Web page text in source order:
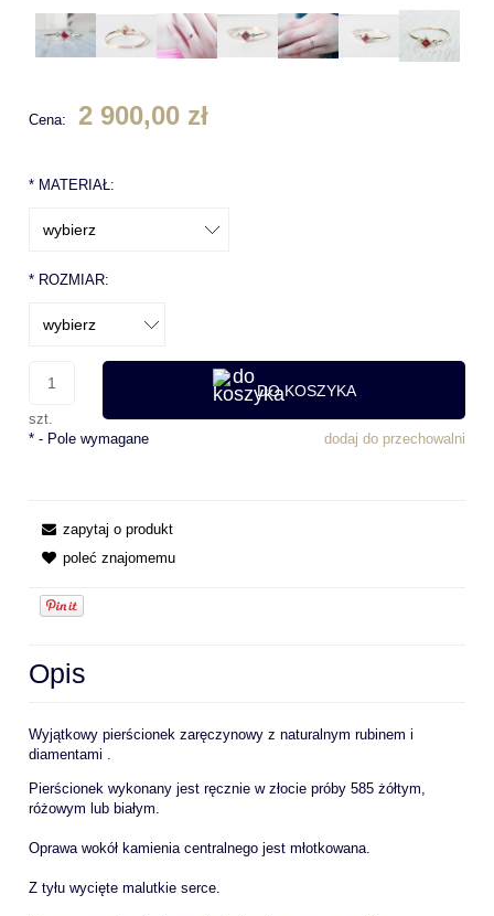
Cena: 2 900,00 zł
* MATERIAŁ:
* ROZMIAR:
szt.
DO KOSZYKA
dodaj do przechowalni
* - Pole wymagane
zapytaj o produkt
poleć znajomemu
Opis
Wyjątkowy pierścionek zaręczynowy z naturalnym rubinem i
diamentami .
Pierścionek wykonany jest ręcznie w złocie próby 585 żółtym,
różowym lub białym.
Oprawa wokół kamienia centralnego jest młotkowana.
Z tyłu wycięte malutkie serce.